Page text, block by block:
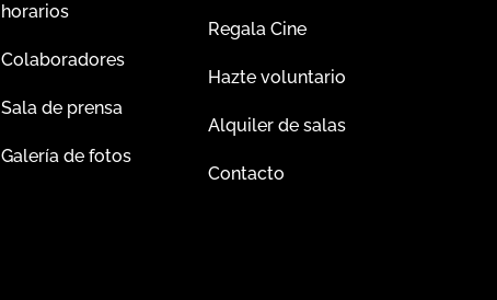
horarios
Colaboradores
Sala de prensa
Galería de fotos
Regala Cine
Hazte voluntario
Alquiler de salas
Contacto